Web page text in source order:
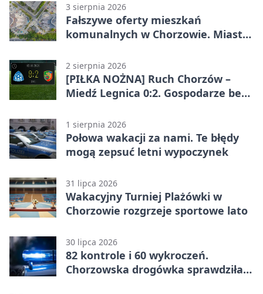
3 sierpnia 2026
Fałszywe oferty mieszkań
komunalnych w Chorzowie. Miasto
2 sierpnia 2026
[PIŁKA NOŻNA] Ruch Chorzów –
Miedź Legnica 0:2. Gospodarze bez
1 sierpnia 2026
Połowa wakacji za nami. Te błędy
mogą zepsuć letni wypoczynek
31 lipca 2026
Wakacyjny Turniej Plażówki w
Chorzowie rozgrzeje sportowe lato
30 lipca 2026
82 kontrole i 60 wykroczeń.
Chorzowska drogówka sprawdziła